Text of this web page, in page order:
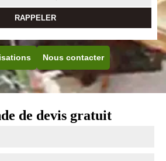
Nous contacter
de devis gratuit